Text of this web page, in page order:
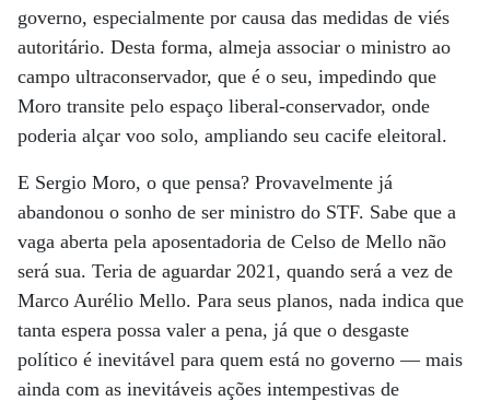
governo, especialmente por causa das medidas de viés
autoritário. Desta forma, almeja associar o ministro ao
campo ultraconservador, que é o seu, impedindo que
Moro transite pelo espaço liberal-conservador, onde
poderia alçar voo solo, ampliando seu cacife eleitoral.
E Sergio Moro, o que pensa? Provavelmente já
abandonou o sonho de ser ministro do STF. Sabe que a
vaga aberta pela aposentadoria de Celso de Mello não
será sua. Teria de aguardar 2021, quando será a vez de
Marco Aurélio Mello. Para seus planos, nada indica que
tanta espera possa valer a pena, já que o desgaste
político é inevitável para quem está no governo — mais
ainda com as inevitáveis ações intempestivas de